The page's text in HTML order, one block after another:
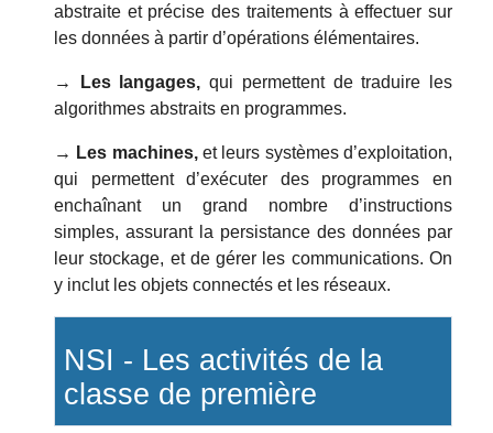
abstraite et précise des traitements à effectuer sur
les données à partir d’opérations élémentaires.
→ Les langages,qui permettent de traduire les
algorithmes abstraits en programmes.
→ Les machines,et leurs systèmes d’exploitation,
qui permettent d’exécuter des programmes en
enchaînant un grand nombre d’instructions
simples, assurant la persistance des données par
leur stockage, et de gérer les communications. On
y inclut les objets connectés et les réseaux.
NSI - Les activités de la
classe de première